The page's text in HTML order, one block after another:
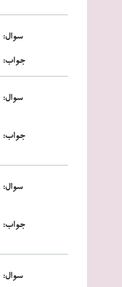
:سوال
:جواب
:سوال
:جواب
:سوال
:جواب
:سوال